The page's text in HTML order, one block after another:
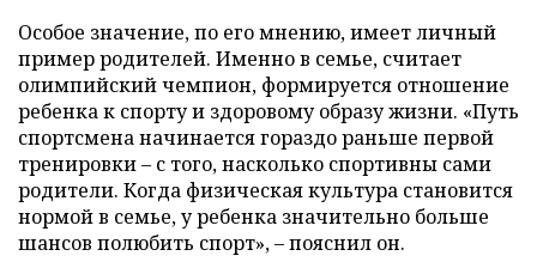
Особое значение, по его мнению, имеет личный
пример родителей. Именно в семье, считает
олимпийский чемпион, формируется отношение
ребенка к спорту и здоровому образу жизни. «Путь
спортсмена начинается гораздо раньше первой
тренировки – с того, насколько спортивны сами
родители. Когда физическая культура становится
нормой в семье, у ребенка значительно больше
шансов полюбить спорт», – пояснил он.